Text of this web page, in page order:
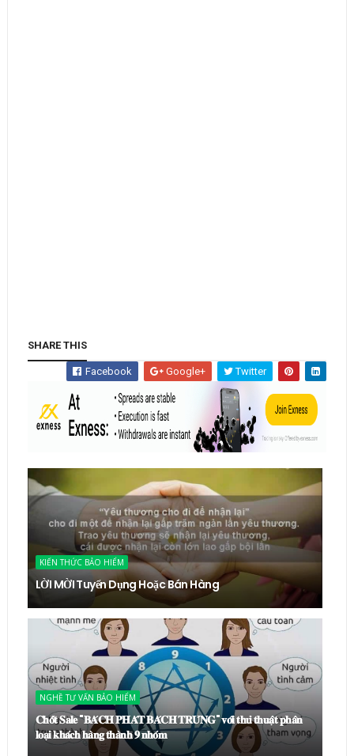
SHARE THIS
Facebook Google+ Twitter
KIẾN THỨC BẢO HIỂM
LỜI MỜI Tuyển Dụng Hoặc Bán Hàng
NGHỀ TƯ VẤN BẢO HIỂM
𝐂𝐡𝐨̂́𝐭 𝐒𝐚𝐥𝐞 "𝐁𝐀́𝐂𝐇 𝐏𝐇𝐀́𝐓 𝐁𝐀́𝐂𝐇 𝐓𝐑𝐔́𝐍𝐆" 𝐯𝐨̛́𝐢 𝐭𝐡𝐮̉ 𝐭𝐡𝐮𝐚̣̂𝐭 𝐩𝐡𝐚̂𝐧
𝐥𝐨𝐚̣𝐢 𝐤𝐡𝐚́𝐜𝐡 𝐡𝐚̀𝐧𝐠 𝐭𝐡𝐚̀𝐧𝐡 𝟗 𝐧𝐡𝐨́𝐦